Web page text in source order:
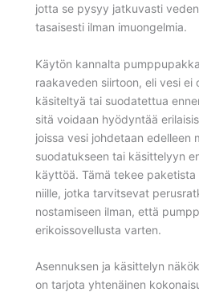
jotta se pysyy jatkuvasti
tasaisesti ilman imuongelmia.
Käytön kannalta
raakaveden siirtoon, eli vesi ei
käsiteltyä tai suodatettua
sitä voidaan hyödyntää
joissa vesi johdetaan edelleen
suodatukseen tai käsittelyyn
käyttöä. Tämä tekee
niille, jotka tarvitsevat
nostamiseen ilman, että
erikoissovellusta varten.
Asennuksen ja käsittelyn
on tarjota yhtenäinen